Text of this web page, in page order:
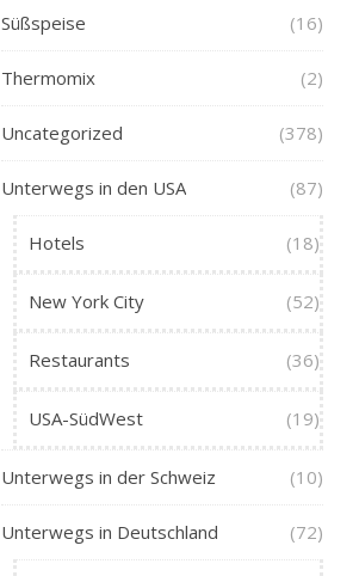
Süßspeise (16)
Thermomix (2)
Uncategorized (378)
Unterwegs in den USA (87)
Hotels (18)
New York City (52)
Restaurants (36)
USA-SüdWest (19)
Unterwegs in der Schweiz (10)
Unterwegs in Deutschland (72)